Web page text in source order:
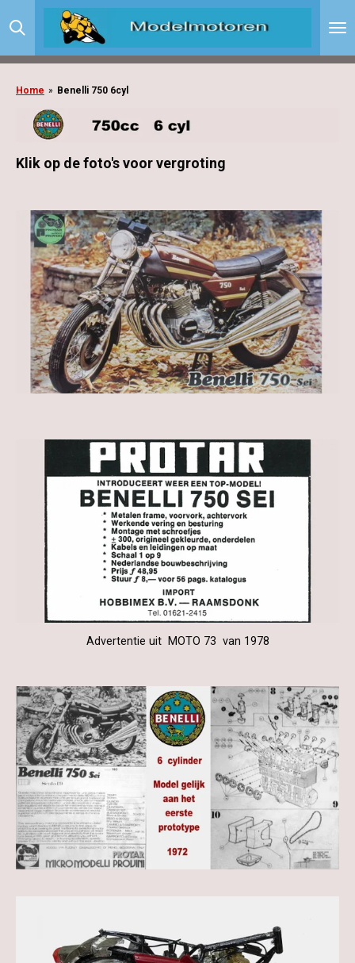
direct
de
Home » Benelli 750 6cyl
Klik op de foto's voor vergroting
Advertentie uit MOTO 73 van 1978